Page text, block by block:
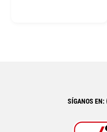
SÍGANOS EN: